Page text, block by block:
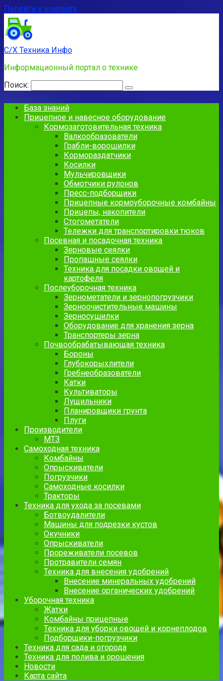
Перейти к контенту
С/Х Техника Инфо
Информационный портал о технике
Поиск:
База знаний
Прицепное и навесное оборудование
Кормозаготовительная техника
Валкообразователи
Грабли-ворошилки
Кормораздатчики
Косилки
Мульчировщики
Обмотчики рулонов
Пресс-подборщики
Прицепные кормоуборочные комбайны
Прицепы, накопители
Стогометатели
Тележки для транспортировки тюков
Посевная и посадочная техника
Зерновые сеялки
Пропашные сеялки
Техника для посадки овощей и
картофеля
Послеуборочная техника
Зернометатели и зернопогрузчики
Зерноочистительные машины
Зерносушилки
Оборудование для хранения зерна
Транспортеры зерна
Почвообрабатывающая техника
Бороны
Глубокорыхлители
Гребнеобразователи
Катки
Культиваторы
Лущильники
Планировщики грунта
Плуги
Производители
МТЗ
Самоходная техника
Комбайны
Опрыскиватели
Погрузчики
Самоходные косилки
Тракторы
Техника для ухода за посевами
Ботвоудалители
Машины для подрезки кустов
Окучники
Опрыскиватели
Прореживатели посевов
Протравители семян
Техника для внесения удобрений
Внесение минеральных удобрений
Внесение органических удобрений
Уборочная техника
Жатки
Комбайны прицепные
Техника для уборки овощей и корнеплодов
Подборщики-погрузчики
Техника для сада и огорода
Техника для полива и орошения
Новости
Карта сайта